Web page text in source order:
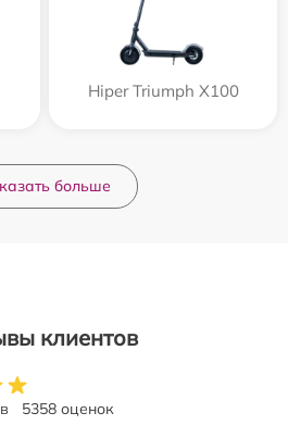
Hiper Triumph X100
больше
клиентов
5358 оценок